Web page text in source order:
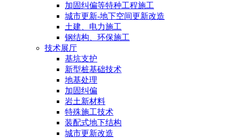
加固纠偏等特种工程施工
城市更新-地下空间更新改造
土建、电力施工
钢结构、环保施工
技术展厅
基坑支护
新型桩基础技术
地基处理
加固纠偏
岩土新材料
特殊施工技术
装配式地下结构
城市更新改造